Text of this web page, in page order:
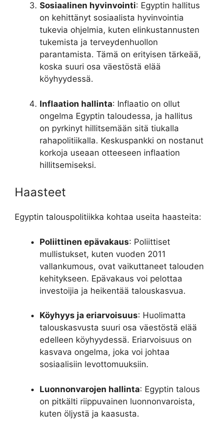
Sosiaalinen hyvinvointi: Egyptin hallitus
on kehittänyt sosiaalista hyvinvointia
tukevia ohjelmia, kuten elinkustannusten
tukemista ja terveydenhuollon
parantamista. Tämä on erityisen tärkeää,
koska suuri osa väestöstä elää
köyhyydessä.
Inflaation hallinta: Inflaatio on ollut
ongelma Egyptin taloudessa, ja hallitus
on pyrkinyt hillitsemään sitä tiukalla
rahapolitiikalla. Keskuspankki on nostanut
korkoja useaan otteeseen inflaation
hillitsemiseksi.
Haasteet
Egyptin talouspolitiikka kohtaa useita haasteita:
Poliittinen epävakaus: Poliittiset
mullistukset, kuten vuoden 2011
vallankumous, ovat vaikuttaneet talouden
kehitykseen. Epävakaus voi pelottaa
investoijia ja heikentää talouskasvua.
Köyhyys ja eriarvoisuus: Huolimatta
talouskasvusta suuri osa väestöstä elää
edelleen köyhyydessä. Eriarvoisuus on
kasvava ongelma, joka voi johtaa
sosiaalisiin levottomuuksiin.
Luonnonvarojen hallinta: Egyptin talous
on pitkälti riippuvainen luonnonvaroista,
kuten öljystä ja kaasusta.